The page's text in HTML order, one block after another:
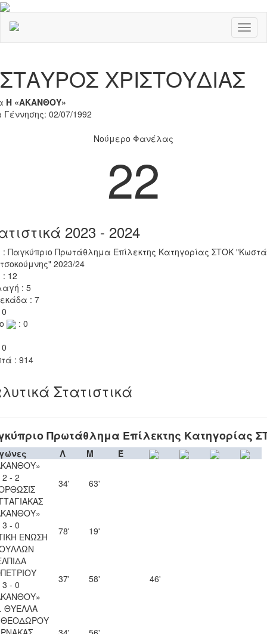
ΣΤΑΥΡΟΣ ΧΡΙΣΤΟΥΔΙΑΣ
Η «ΑΚΑΝΘΟΥ»
Γέννησης: 02/07/1992
Νούμερο Φανέλας
22
2023 - 2024
: Παγκύπριο Πρωτάθλημα Επίλεκτης Κατηγορίας ΣΤΟΚ
2023/24
12
: 5
: 7
: 0
: 914
Στατιστικά
Πρωτάθλημα Επίλεκτης Κατηγορίας
Λ Μ
Έ
2 - 2
34' 63'
3 - 0
ΕΝΩΣΗ
78' 19'
3 - 0
37' 58' 46'
ΘΥΕΛΛΑ
ΘΕΟΔΩΡΟΥ